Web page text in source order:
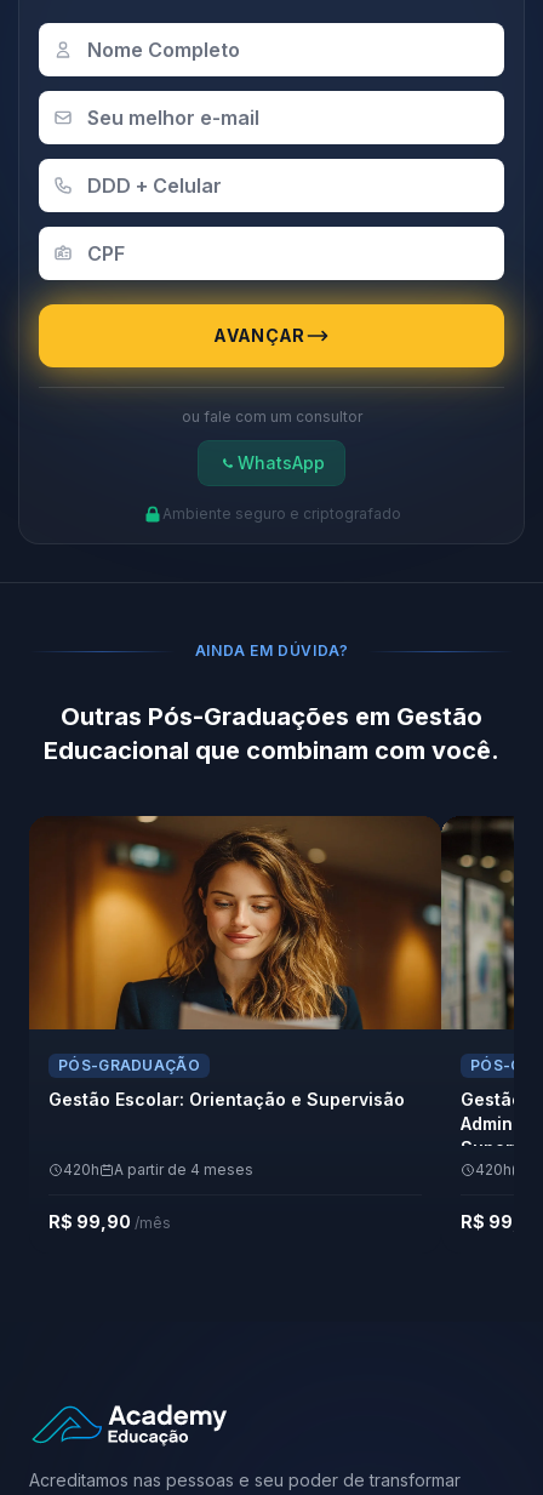
AVANÇAR
ou fale com um consultor
WhatsApp
Ambiente seguro e criptografado
AINDA EM DÚVIDA?
Outras Pós-Graduações em Gestão
Educacional que combinam com você.
PÓS-GRADUAÇÃO
Gestão Escolar: Orientação e Supervisão
420h A partir de 4 meses
R$ 99,90 /mês
PÓS-
Gestão
420h
R$
Acreditamos nas pessoas e seu poder de transformar